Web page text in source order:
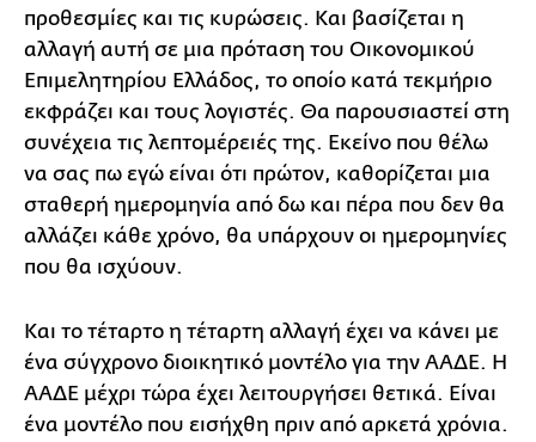
προθεσμίες και τις κυρώσεις. Και βασίζεται η
αλλαγή αυτή σε μια πρόταση του Οικονομικού
Επιμελητηρίου Ελλάδος, το οποίο κατά τεκμήριο
εκφράζει και τους λογιστές. Θα παρουσιαστεί στη
συνέχεια τις λεπτομέρειές της. Εκείνο που θέλω
να σας πω εγώ είναι ότι πρώτον, καθορίζεται μια
σταθερή ημερομηνία από δω και πέρα που δεν θα
αλλάζει κάθε χρόνο, θα υπάρχουν οι ημερομηνίες
που θα ισχύουν.
Και το τέταρτο η τέταρτη αλλαγή έχει να κάνει με
ένα σύγχρονο διοικητικό μοντέλο για την ΑΑΔΕ. Η
ΑΑΔΕ μέχρι τώρα έχει λειτουργήσει θετικά. Είναι
ένα μοντέλο που εισήχθη πριν από αρκετά χρόνια.